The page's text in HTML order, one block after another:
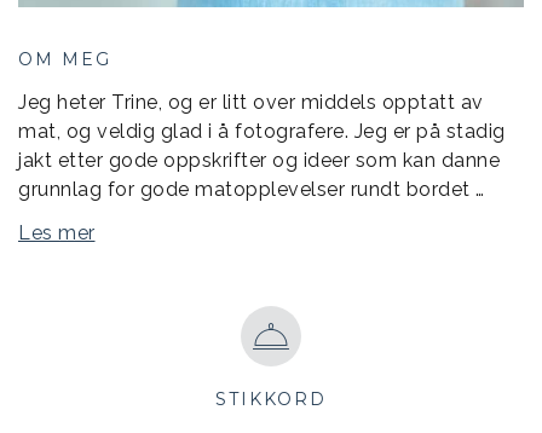
OM MEG
Jeg heter Trine, og er litt over middels opptatt av
mat, og veldig glad i å fotografere. Jeg er på stadig
jakt etter gode oppskrifter og ideer som kan danne
grunnlag for gode matopplevelser rundt bordet …
Les mer
STIKKORD